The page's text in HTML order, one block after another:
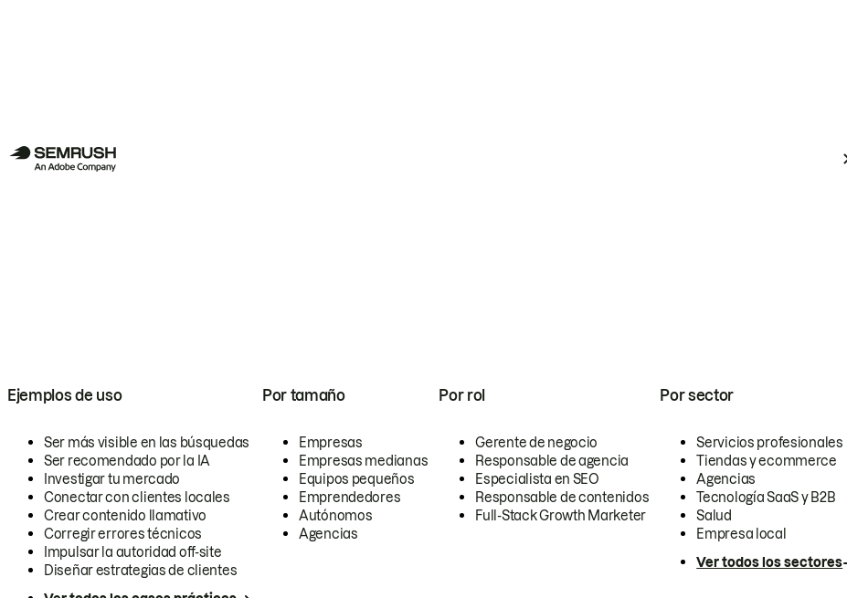
Ejemplos de uso
Ser más visible en las búsquedas
Ser recomendado por la IA
Investigar tu mercado
Conectar con clientes locales
Crear contenido llamativo
Corregir errores técnicos
Impulsar la autoridad off-site
Diseñar estrategias de clientes
Por tamaño
Empresas
Empresas medianas
Equipos pequeños
Emprendedores
Autónomos
Agencias
Por rol
Gerente de negocio
Responsable de agencia
Especialista en SEO
Responsable de contenidos
Full-Stack Growth Marketer
Por sector
Servicios profesionales
Tiendas y ecommerce
Agencias
Tecnología SaaS y B2B
Salud
Empresa local
Ver todos los sectores